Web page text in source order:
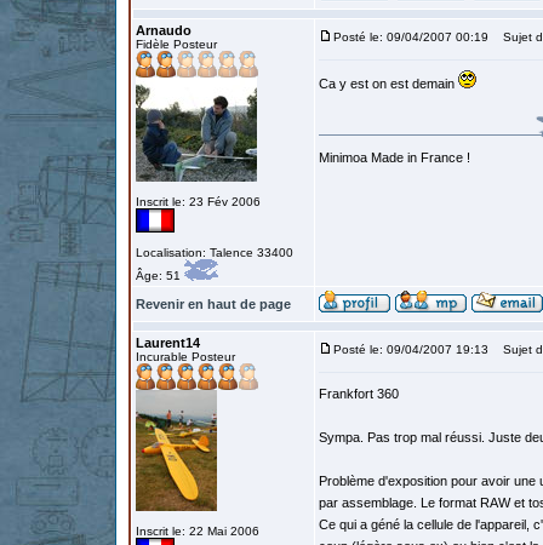
Arnaudo
Fidèle Posteur
Inscrit le: 23 Fév 2006
Localisation: Talence 33400
Âge: 51
Posté le: 09/04/2007 00:19 Sujet
Ca y est on est demain
Minimoa Made in France !
Revenir en haut de page
Laurent14
Incurable Posteur
Inscrit le: 22 Mai 2006
Posté le: 09/04/2007 19:13 Sujet
Frankfort 360
Sympa. Pas trop mal réussi. Juste
Problème d'exposition pour avoir une
par assemblage. Le format RAW et
Ce qui a géné la cellule de l'appareil,